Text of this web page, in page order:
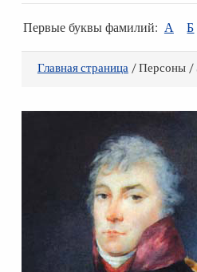
Первые буквы фамилий: А Б
Главная страница/ Персоны /